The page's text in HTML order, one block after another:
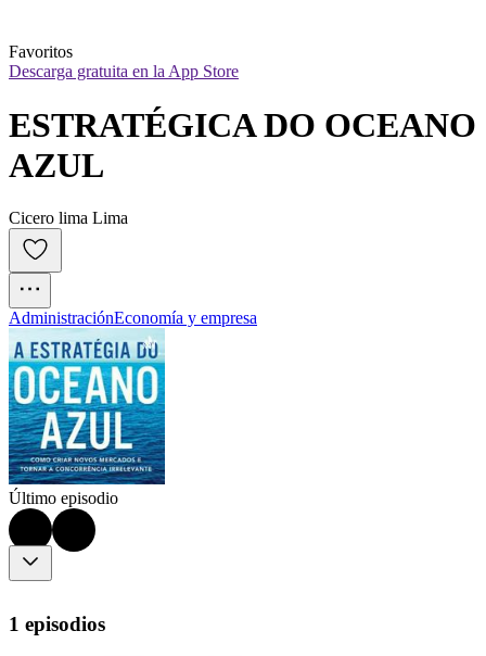
Favoritos
Descarga gratuita en la App Store
ESTRATÉGICA DO OCEANO
AZUL
Cicero lima Lima
AdministraciónEconomía y empresa
Último episodio
1 episodios